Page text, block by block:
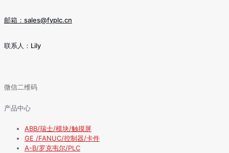
邮箱：sales@fyplc.cn
联系人：Lily
微信二维码
产品中心
ABB/瑞士/模块/触摸屏
GE /FANUC/控制器/卡件
A-B/罗克韦尔/PLC